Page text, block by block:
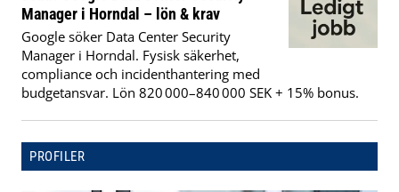
Manager i Horndal – lön & krav
Google söker Data Center Security
Manager i Horndal. Fysisk säkerhet,
compliance och incidenthantering med
budgetansvar. Lön 820 000–840 000 SEK + 15% bonus.
PROFILER